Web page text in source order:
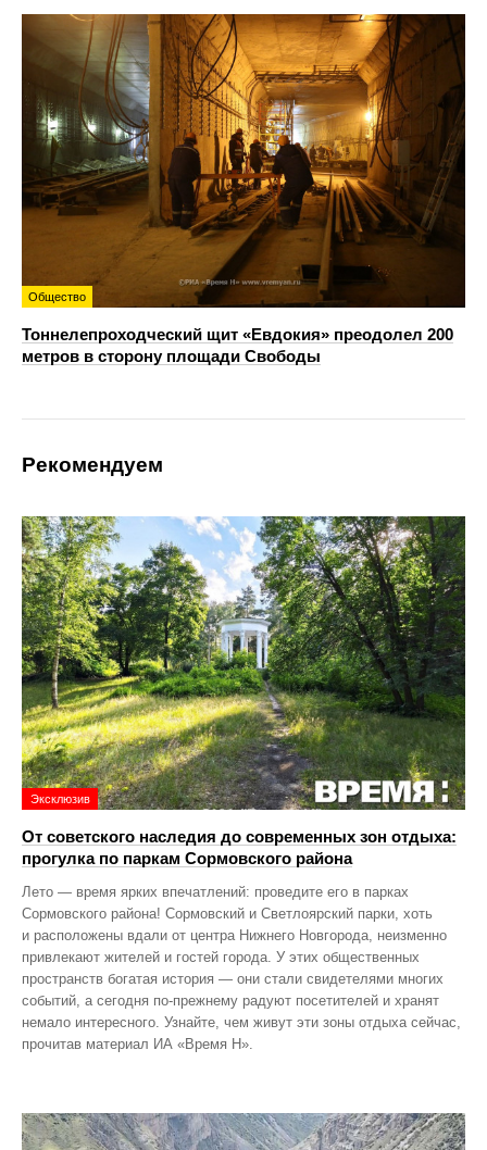
Общество
Тоннелепроходческий щит «Евдокия» преодолел 200
метров в сторону площади Свободы
Рекомендуем
Эксклюзив
От советского наследия до современных зон отдыха:
прогулка по паркам Сормовского района
Лето — время ярких впечатлений: проведите его в парках
Сормовского района! Сормовский и Светлоярский парки, хоть
и расположены вдали от центра Нижнего Новгорода, неизменно
привлекают жителей и гостей города. У этих общественных
пространств богатая история — они стали свидетелями многих
событий, а сегодня по‑прежнему радуют посетителей и хранят
немало интересного. Узнайте, чем живут эти зоны отдыха сейчас,
прочитав материал ИА «Время Н».